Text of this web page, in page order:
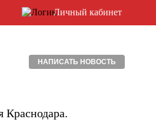
Личный кабинет
НАПИСАТЬ НОВОСТЬ
Краснодара.